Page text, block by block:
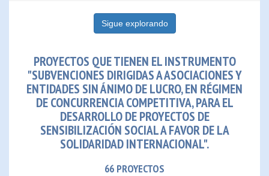
Sigue explorando
PROYECTOS QUE TIENEN EL INSTRUMENTO
"SUBVENCIONES DIRIGIDAS A ASOCIACIONES Y
ENTIDADES SIN ÁNIMO DE LUCRO, EN RÉGIMEN
DE CONCURRENCIA COMPETITIVA, PARA EL
DESARROLLO DE PROYECTOS DE
SENSIBILIZACIÓN SOCIAL A FAVOR DE LA
SOLIDARIDAD INTERNACIONAL".
66 PROYECTOS